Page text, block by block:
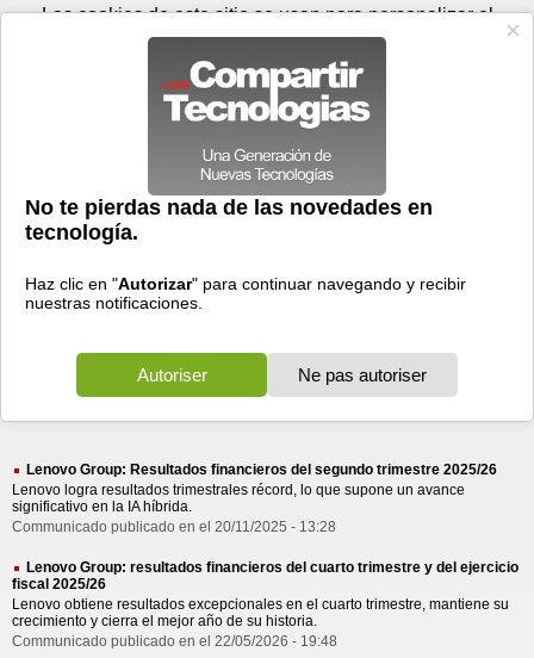
Prensa Videos
> lenovo group resultados
lenovo group resultados
123 resultados Ordenar por fecha-Ordenar por pertinencia
Lenovo Group: Resultados financieros del segundo trimestre 2025/26
Lenovo logra resultados trimestrales récord, lo que supone un avance
significativo en la IA híbrida.
Communicado publicado en el 20/11/2025 - 13:28
Lenovo Group: resultados financieros del cuarto trimestre y del ejercicio
fiscal 2025/26
Lenovo obtiene resultados excepcionales en el cuarto trimestre, mantiene su
crecimiento y cierra el mejor año de su historia.
Communicado publicado en el 22/05/2026 - 19:48
Jueves 06 de agosto - 00:31 Registrar Conectar
Las cookies de este sitio se usan para personalizar el
contenido y los anuncios, para ofrecer funciones de medios
sociales y para analizar el tráfico. Además, compartimos
información sobre el uso que haga del sitio web con nuestros
partners de medios sociales, de publicidad y de análisis
web.
OK